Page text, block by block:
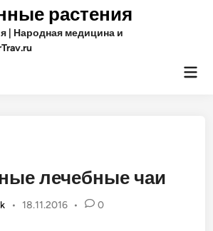
растения
| Народная медицина и
лечебные чаи
• 18.11.2016 • 0